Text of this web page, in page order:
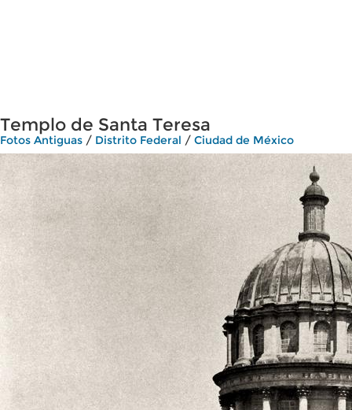
Templo de Santa Teresa
Fotos Antiguas / Distrito Federal / Ciudad de México